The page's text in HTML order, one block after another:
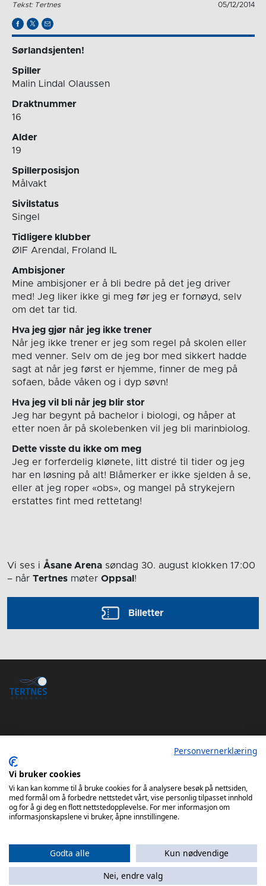
Tekst: Tertnes 05/12/2014
Sørlandsjenten!
Spiller
Malin Lindal Olaussen
Draktnummer
16
Alder
19
Spillerposisjon
Målvakt
Sivilstatus
Singel
Tidligere klubber
ØIF Arendal, Froland IL
Ambisjoner
Mine ambisjoner er å bli bedre på det jeg driver
med! Jeg liker ikke gi meg før jeg er fornøyd, selv
om det tar tid.
Hva jeg gjør når jeg ikke trener
Når jeg ikke trener er jeg som regel på skolen eller
med venner. Selv om de jeg bor med sikkert hadde
sagt at når jeg først er hjemme, finner de meg på
sofaen, både våken og i dyp søvn!
Hva jeg vil bli når jeg blir stor
Jeg har begynt på bachelor i biologi, og håper at
etter noen år på skolebenken vil jeg bli marinbiolog.
Dette visste du ikke om meg
Jeg er forferdelig klønete, litt distré til tider og jeg
har en løsning på alt! Blåmerker er ikke sjelden å se,
eller at jeg roper «obs», og mangel på strykejern
erstattes fint med rettetang!
Vi ses i Åsane Arena søndag 30. august klokken 17:00
– når Tertnes møter Oppsal!
Billetter
Tertnes Håndball Elite Android App
Personvernerklæring
Vi bruker cookies
Vi kan kan komme til å bruke cookies for å analysere besøk på nettsiden,
med formål om å forbedre nettstedet vårt, vise personlig tilpasset innhold
og for å gi deg en flott nettstedopplevelse. For mer informasjon om
informasjonskapslene vi bruker, åpne innstillingene.
Godta alle
Kun nødvendige
Nei, endre valg